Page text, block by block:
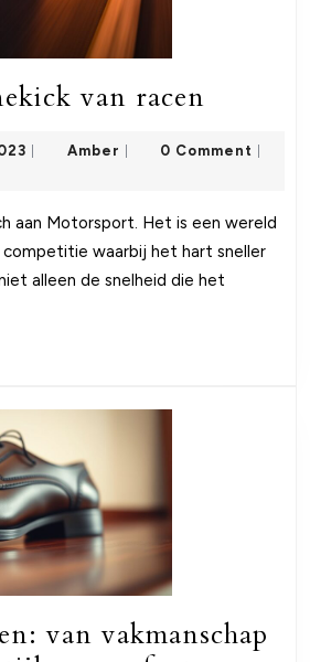
van racen
van
23
Amber Amber0 Comment
competitie waarbij het hart sneller
alleen de snelheid die het
van vakmanschap